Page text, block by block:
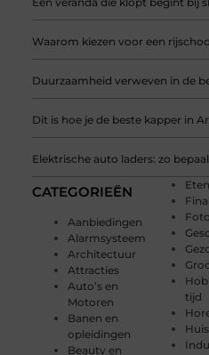
Waarom kiezen voor een
Duurzaamheid verweven in de
Dit is hoe je de beste kapper in
Elektrische auto laders: zo
CATEGORIEËN
Aanbiedingen
Alarmsysteem
Architectuur
Attracties
Auto’s en
Motoren
Banen en
opleidingen
Beauty en
tijd